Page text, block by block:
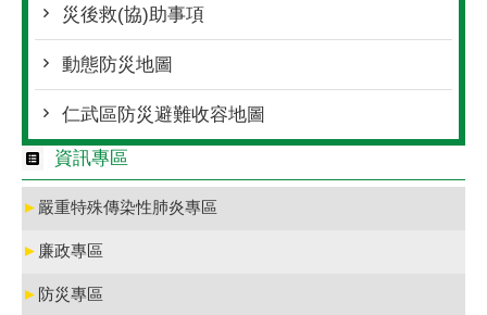
災後救(協)助事項
動態防災地圖
仁武區防災避難收容地圖
資訊專區
► 嚴重特殊傳染性肺炎專區
► 廉政專區
► 防災專區